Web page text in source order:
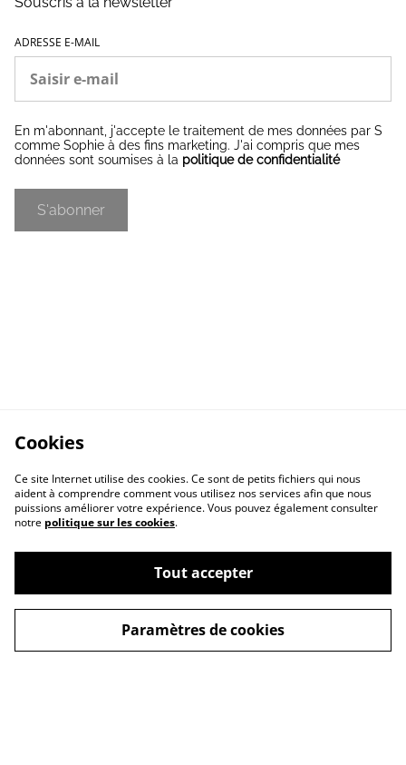
ADRESSE E-MAIL
En m'abonnant, j'accepte le traitement de mes données par S
comme Sophie à des fins marketing. J'ai compris que mes
données sont soumises à la politique de confidentialité
S'abonner
Contactez-nous
Conditions générales
de vente
Cookies
Ce site Internet utilise des cookies. Ce sont de petits fichiers qui nous
aident à comprendre comment vous utilisez nos services afin que nous
puissions améliorer votre expérience. Vous pouvez également consulter
notre politique sur les cookies.
Tout accepter
Paramètres de cookies